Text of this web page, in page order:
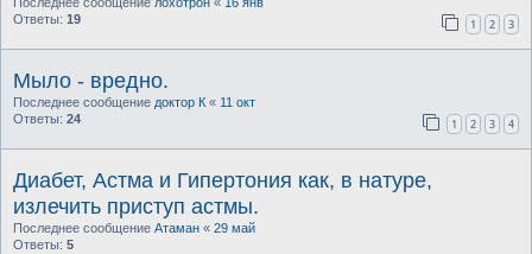
Ответы: 19 1 2 3
Мыло - вредно.
Последнее сообщение доктор К « 11 окт
Ответы: 24 1 2 3 4
Диабет, Астма и Гипертония как, в натуре,
излечить приступ астмы.
Последнее сообщение Атаман « 29 май
Ответы: 5